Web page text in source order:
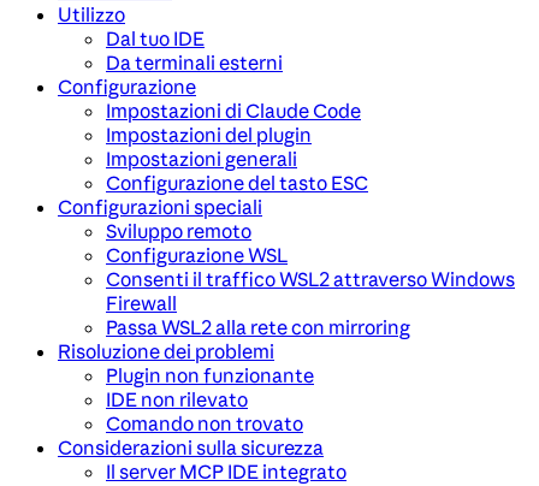
Utilizzo
Dal tuo IDE
Da terminali esterni
Configurazione
Impostazioni di Claude Code
Impostazioni del plugin
Impostazioni generali
Configurazione del tasto ESC
Configurazioni speciali
Sviluppo remoto
Configurazione WSL
Consenti il traffico WSL2 attraverso Windows
Firewall
Passa WSL2 alla rete con mirroring
Risoluzione dei problemi
Plugin non funzionante
IDE non rilevato
Comando non trovato
Considerazioni sulla sicurezza
Il server MCP IDE integrato